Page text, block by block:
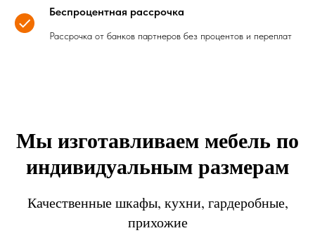
Беспроцентная рассрочка
Рассрочка от банков партнеров без процентов и переплат
Мы изготавливаем мебель по
индивидуальным размерам
Качественные шкафы, кухни, гардеробные,
прихожие